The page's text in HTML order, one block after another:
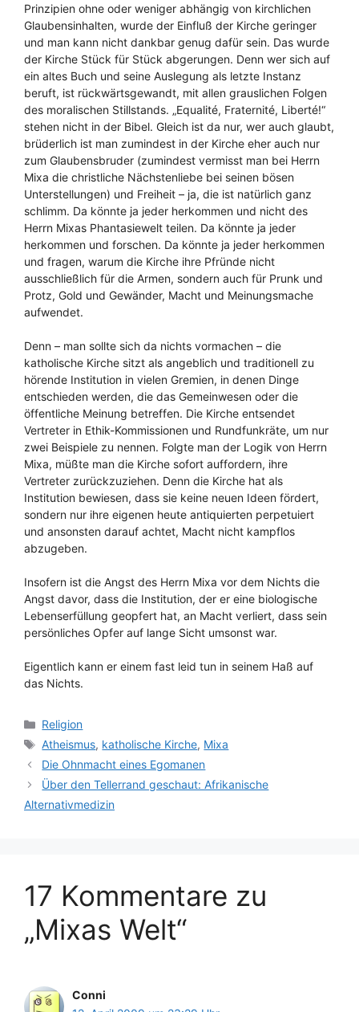
Prinzipien ohne oder weniger abhängig von kirchlichen
Glaubensinhalten, wurde der Einfluß der Kirche geringer
und man kann nicht dankbar genug dafür sein. Das wurde
der Kirche Stück für Stück abgerungen. Denn wer sich auf
ein altes Buch und seine Auslegung als letzte Instanz
beruft, ist rückwärtsgewandt, mit allen grauslichen Folgen
des moralischen Stillstands. „Equalité, Fraternité, Liberté!“
stehen nicht in der Bibel. Gleich ist da nur, wer auch glaubt,
brüderlich ist man zumindest in der Kirche eher auch nur
zum Glaubensbruder (zumindest vermisst man bei Herrn
Mixa die christliche Nächstenliebe bei seinen bösen
Unterstellungen) und Freiheit – ja, die ist natürlich ganz
schlimm. Da könnte ja jeder herkommen und nicht des
Herrn Mixas Phantasiewelt teilen. Da könnte ja jeder
herkommen und forschen. Da könnte ja jeder herkommen
und fragen, warum die Kirche ihre Pfründe nicht
ausschließlich für die Armen, sondern auch für Prunk und
Protz, Gold und Gewänder, Macht und Meinungsmache
aufwendet.
Denn – man sollte sich da nichts vormachen – die
katholische Kirche sitzt als angeblich und traditionell zu
hörende Institution in vielen Gremien, in denen Dinge
entschieden werden, die das Gemeinwesen oder die
öffentliche Meinung betreffen. Die Kirche entsendet
Vertreter in Ethik-Kommissionen und Rundfunkräte, um nur
zwei Beispiele zu nennen. Folgte man der Logik von Herrn
Mixa, müßte man die Kirche sofort auffordern, ihre
Vertreter zurückzuziehen. Denn die Kirche hat als
Institution bewiesen, dass sie keine neuen Ideen fördert,
sondern nur ihre eigenen heute antiquierten perpetuiert
und ansonsten darauf achtet, Macht nicht kampflos
abzugeben.
Insofern ist die Angst des Herrn Mixa vor dem Nichts die
Angst davor, dass die Institution, der er eine biologische
Lebenserfüllung geopfert hat, an Macht verliert, dass sein
persönliches Opfer auf lange Sicht umsonst war.
Eigentlich kann er einem fast leid tun in seinem Haß auf
das Nichts.
Kategorien
Religion
Schlagwörter
Atheismus, katholische Kirche, Mixa
Die Ohnmacht eines Egomanen
Über den Tellerrand geschaut: Afrikanische
Alternativmedizin
17 Kommentare zu
„Mixas Welt“
Conni